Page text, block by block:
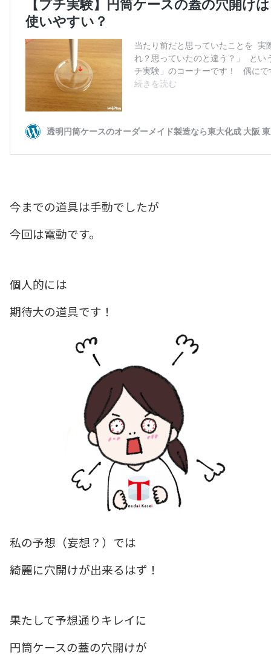
今までの道具は手動でしたが
今回は電動です。
個人的には
期待大の道具です！
私の予想（妄想？）では
綺麗に穴開けが出来るはず！
果たして予想通りキレイに
円筒ケースの蓋の穴開けが